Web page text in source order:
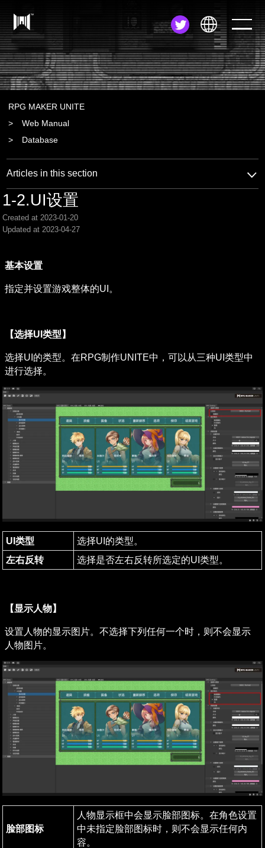
JA
EN
RPG MAKER UNITE
Web Manual
Database
Articles in this section
1-2.UI设置
Created at 2023-01-20
Updated at 2023-04-27
基本设置
指定并设置游戏整体的UI。
【选择UI类型】
选择UI的类型。在RPG制作UNITE中，可以从三种UI类型中
进行选择。
UI类型
选择UI的类型。
左右反转
选择是否左右反转所选定的UI类型。
【显示人物】
设置人物的显示图片。不选择下列任何一个时，则不会显示
人物图片。
脸部图标
人物显示框中会显示脸部图标。在角色设置
中未指定脸部图标时，则不会显示任何内
容。